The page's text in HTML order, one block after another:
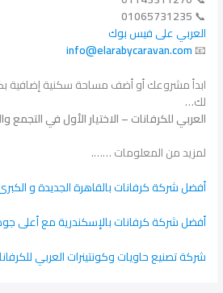
📞
01065731235
العربي على فيس بوك
📧
info@elarabycaravan.com
ابدأ مشروعك أو أضف مساحة سكنية إضافية
لك…
العربي للكرفانات – الاختيار الأول في التجمع
لمزيد من المعلومات …….
أفضل شركة كرفانات بالقاهرة الجديدة و
أفضل شركة كرفانات بالإسكندرية مع أعلى
شركة تصنيع حاويات وكونتينرات العربي